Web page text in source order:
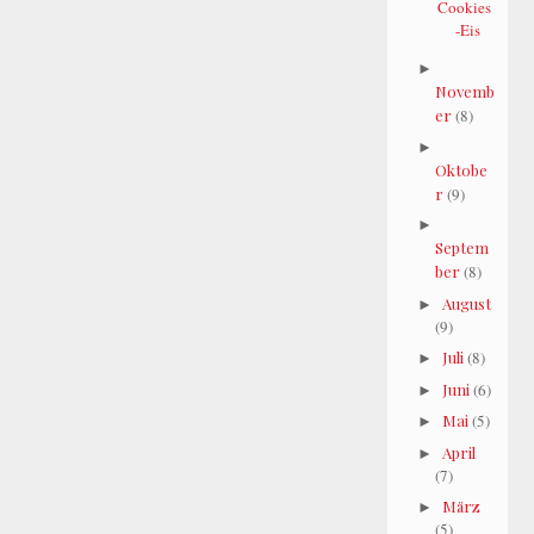
Cookies
-Eis
►
Novemb
er(8)
►
Oktobe
r(9)
►
Septem
ber(8)
► August
(9)
► Juli (8)
► Juni (6)
► Mai (5)
► April
(7)
► März
(5)